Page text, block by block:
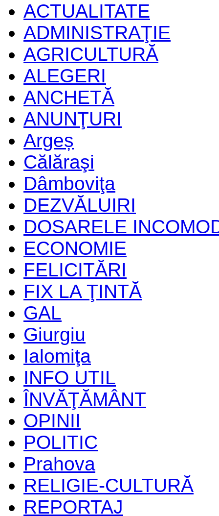
ACTUALITATE
ADMINISTRAŢIE
AGRICULTURĂ
ALEGERI
ANCHETĂ
ANUNŢURI
Argeș
Călăraşi
Dâmboviţa
DEZVĂLUIRI
DOSARELE
ECONOMIE
FELICITĂRI
FIX LA ŢINTĂ
GAL
Giurgiu
Ialomiţa
INFO UTIL
ÎNVĂŢĂMÂNT
OPINII
POLITIC
Prahova
RELIGIE-CULTURĂ
REPORTAJ